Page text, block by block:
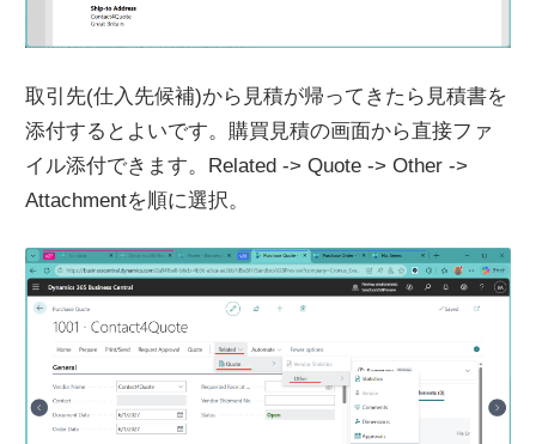
取引先(仕入先候補)から見積が帰ってきたら見積書を
添付するとよいです。購買見積の画面から直接ファ
イル添付できます。Related -> Quote -> Other ->
Attachmentを順に選択。